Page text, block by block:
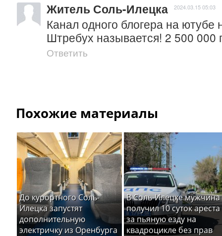
Житель Соль-Илецка 2024.03.15 05:03
Канал одного блогера на ютубе
Штребух называется! 2 500 000
Ответить
Похожие материалы
До курортного Соль-
Илецка запустят
дополнительную
электричку из Оренбурга
В Соль-Илецке мужчина
получил 10 суток ареста
за пьяную езду на
квадроцикле без прав